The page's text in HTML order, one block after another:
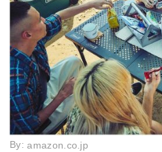
By:amazon.co.jp